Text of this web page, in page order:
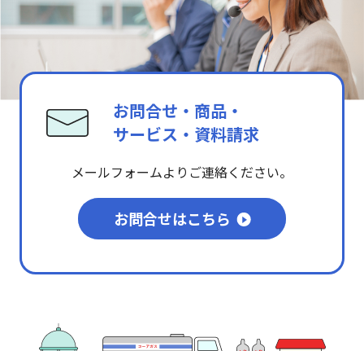
お問合せ・商品・
サービス・資料請求
メールフォームよりご連絡ください。
お問合せはこちら